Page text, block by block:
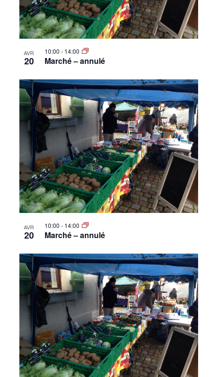
AVR
20
10:00 - 14:00
Marché – annulé
AVR
20
10:00 - 14:00
Marché – annulé